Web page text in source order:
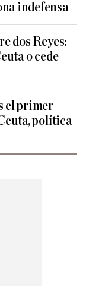
indefensa
dos Reyes:
o cede
el primer
política